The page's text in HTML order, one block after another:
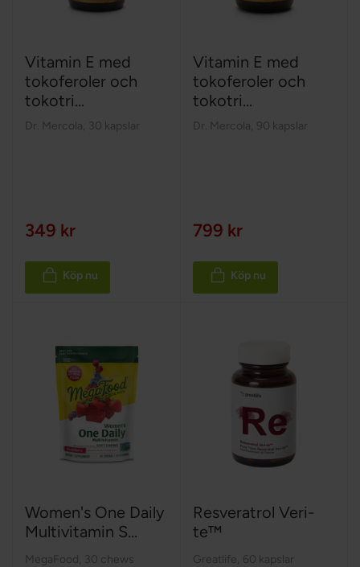
Vitamin E med
tokoferoler och
tokotri...
Dr. Mercola 30 kapslar
349 kr
Köp nu
Vitamin E med
tokoferoler och
tokotri...
Dr. Mercola 90 kapslar
799 kr
Köp nu
Women's One Daily
Multivitamin S...
MegaFood 30 chews
Resveratrol Veri-
te™
Greatlife 60 kapslar